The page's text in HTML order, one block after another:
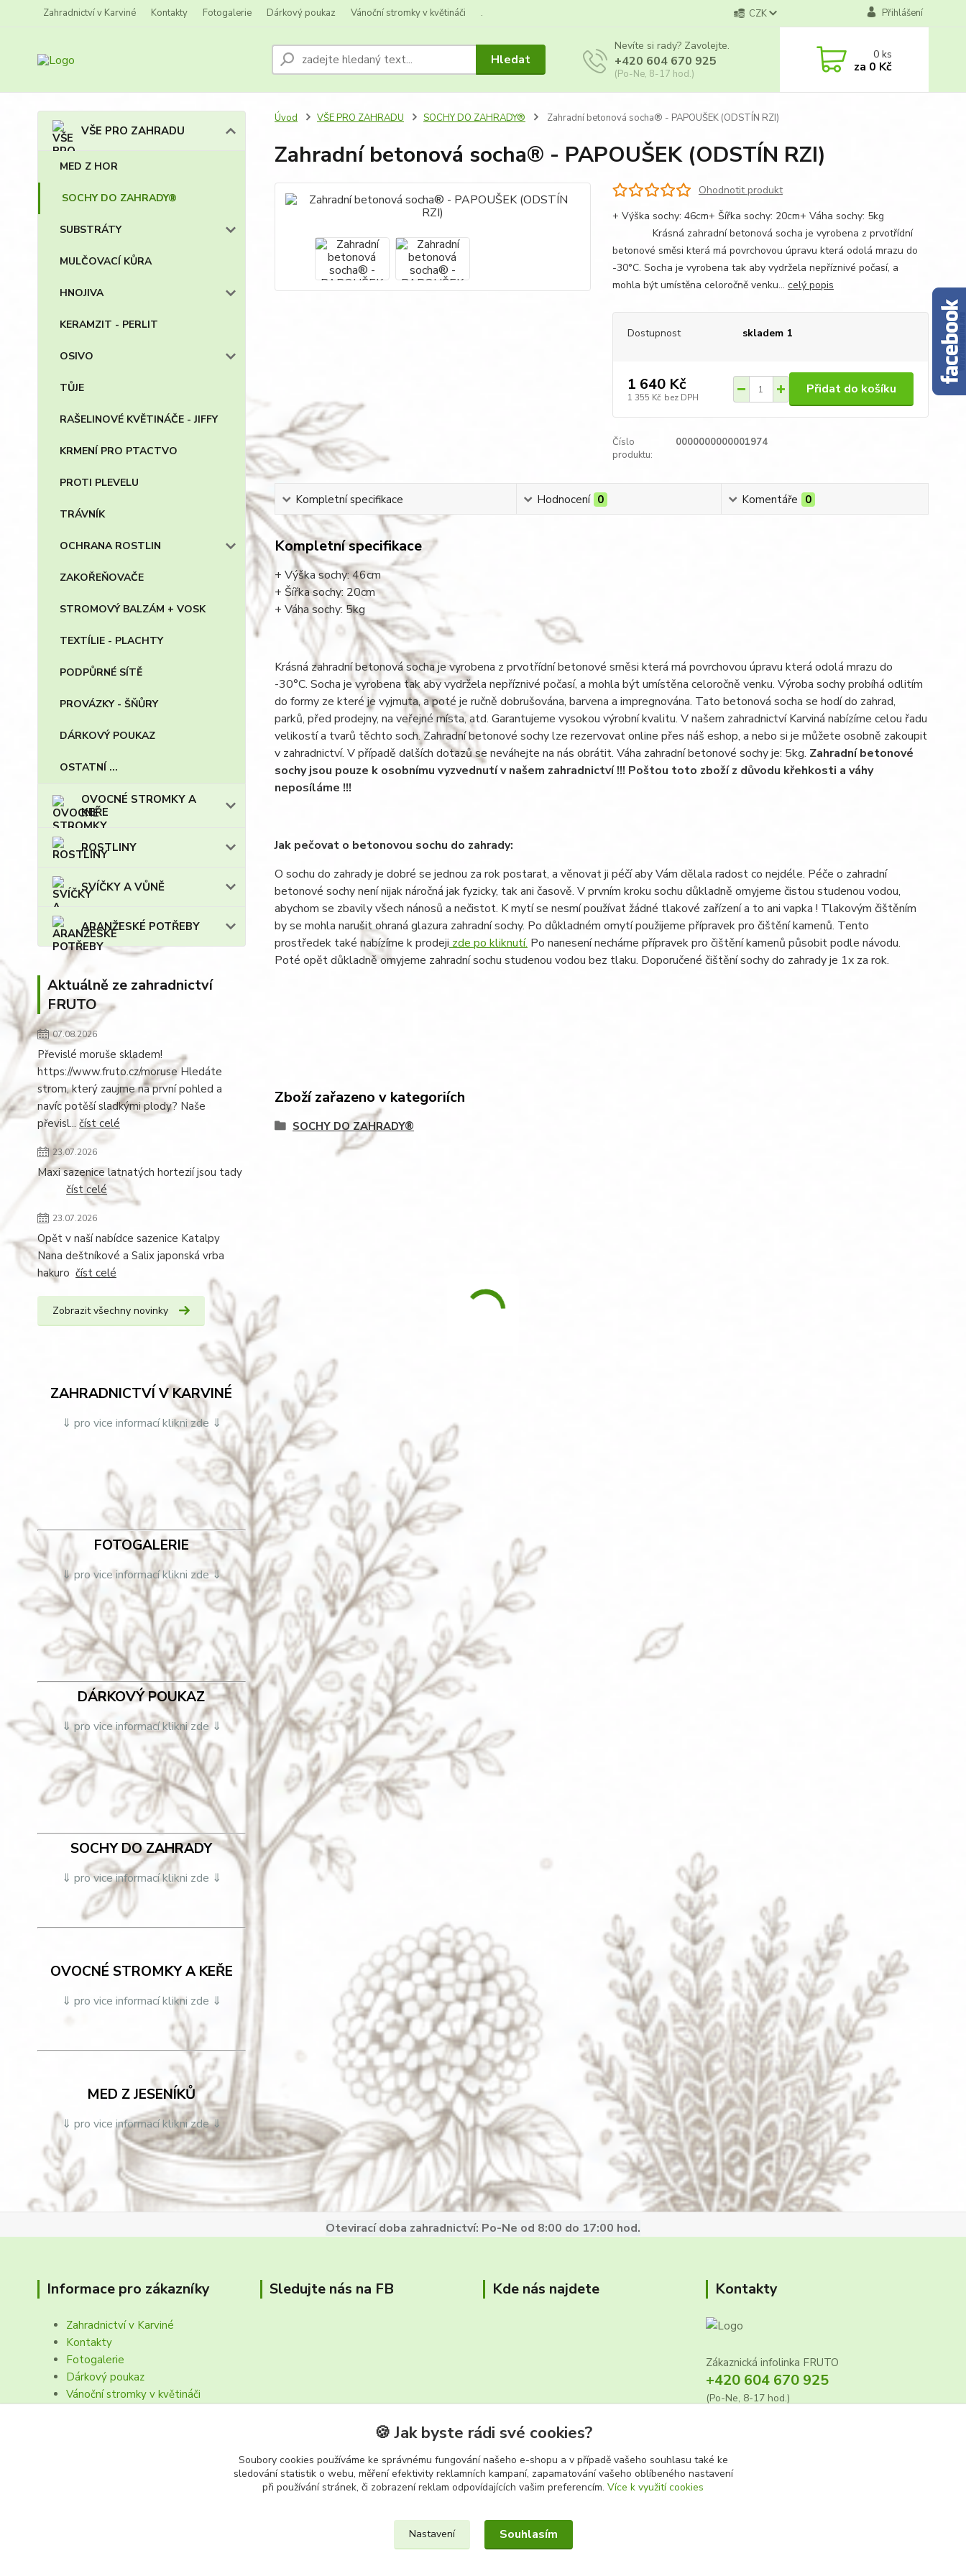
Zahradnictví v Karviné Kontakty Fotogalerie Dárkový poukaz Vánoční stromky v květináči . CZK Přihlášení
Hledat
Nevíte si rady? Zavolejte.
+420 604 670 925
(Po-Ne, 8-17 hod.)
0ks
za 0 Kč
VŠE PRO ZAHRADU
MED Z HOR
SOCHY DO ZAHRADY®
SUBSTRÁTY
MULČOVACÍ KŮRA
HNOJIVA
KERAMZIT - PERLIT
OSIVO
TŮJE
RAŠELINOVÉ KVĚTINÁČE - JIFFY
KRMENÍ PRO PTACTVO
PROTI PLEVELU
TRÁVNÍK
OCHRANA ROSTLIN
ZAKOŘEŇOVAČE
STROMOVÝ BALZÁM + VOSK
TEXTÍLIE - PLACHTY
PODPŮRNÉ SÍTĚ
PROVÁZKY - ŠŇŮRY
DÁRKOVÝ POUKAZ
OSTATNÍ ...
OVOCNÉ STROMKY A
KEŘE
ROSTLINY
SVÍČKY A VŮNĚ
ARANŽESKÉ POTŘEBY
Aktuálně ze zahradnictví
FRUTO
07.08.2026
Převislé moruše skladem!
https://www.fruto.cz/moruse Hledáte
strom, který zaujme na první pohled a
navíc potěší sladkými plody? Naše
převisl... číst celé
23.07.2026
Maxi sazenice latnatých hortezií jsou tady
číst celé
23.07.2026
Opět v naší nabídce sazenice Katalpy
Nana deštníkové a Salix japonská vrba
hakuro číst celé
Zobrazit všechny novinky
ZAHRADNICTVÍ V KARVINÉ
⇓ pro vice informací klikni zde ⇓
FOTOGALERIE
⇓ pro vice informací klikni zde ⇓
DÁRKOVÝ POUKAZ
⇓ pro vice informací klikni zde ⇓
SOCHY DO ZAHRADY
⇓ pro vice informací klikni zde ⇓
OVOCNÉ STROMKY A KEŘE
⇓ pro vice informací klikni zde ⇓
MED Z JESENÍKŮ
⇓ pro vice informací klikni zde ⇓
Úvod VŠE PRO ZAHRADU SOCHY DO ZAHRADY® Zahradní betonová socha® - PAPOUŠEK (ODSTÍN RZI)
Zahradní betonová socha® - PAPOUŠEK (ODSTÍN RZI)
Ohodnotit produkt
+ Výška sochy: 46cm+ Šířka sochy: 20cm+ Váha sochy: 5kg
Krásná zahradní betonová socha je vyrobena z prvotřídní
betonové směsi která má povrchovou úpravu která odolá mrazu do
-30°C. Socha je vyrobena tak aby vydržela nepříznivé počasí, a
mohla být umístěna celoročně venku... celý popis
Dostupnost skladem 1
1 640 Kč
1 355 Kč bez DPH
Přidat do košíku
Číslo
produktu:
0000000000001974
Kompletní specifikace Hodnocení 0 Komentáře 0
Kompletní specifikace
+ Výška sochy: 46cm
+ Šířka sochy: 20cm
+ Váha sochy: 5kg
Krásná zahradní betonová socha je vyrobena z prvotřídní betonové směsi která má povrchovou úpravu která odolá mrazu do
-30°C. Socha je vyrobena tak aby vydržela nepříznivé počasí, a mohla být umístěna celoročně venku. Výroba sochy probíhá odlitím
do formy ze které je vyjmuta, a poté je ručně dobrušována, barvena a impregnována. Tato betonová socha se hodí do zahrad,
parků, před prodejny, na veřejné místa, atd. Garantujeme vysokou výrobní kvalitu. V našem zahradnictví Karviná nabízíme celou řadu
velikostí a tvarů těchto soch. Zahradní betonové sochy lze rezervovat online přes náš eshop, a nebo si je můžete osobně zakoupit
v zahradnictví. V případě dalších dotazů se neváhejte na nás obrátit. Váha zahradní betonové sochy je: 5kg. Zahradní betonové
sochy jsou pouze k osobnímu vyzvednutí v našem zahradnictví !!! Poštou toto zboží z důvodu křehkosti a váhy
neposíláme !!!
Jak pečovat o betonovou sochu do zahrady:
O sochu do zahrady je dobré se jednou za rok postarat, a věnovat ji péčí aby Vám dělala radost co nejdéle. Péče o zahradní
betonové sochy není nijak náročná jak fyzicky, tak ani časově. V prvním kroku sochu důkladně omyjeme čistou studenou vodou,
abychom se zbavily všech nánosů a nečistot. K mytí se nesmí používat žádné tlakové zařízení a to ani vapka ! Tlakovým čištěním
by se mohla narušit ohraná glazura zahradní sochy. Po důkladném omytí použijeme přípravek pro čištění kamenů. Tento
prostředek také nabízíme k prodeji zde po kliknutí. Po nanesení necháme přípravek pro čištění kamenů působit podle návodu.
Poté opět důkladně omyjeme zahradní sochu studenou vodou bez tlaku. Doporučené čištění sochy do zahrady je 1x za rok.
Zboží zařazeno v kategoriích
SOCHY DO ZAHRADY®
Otevirací doba zahradnictví: Po-Ne od 8:00 do 17:00 hod.
Informace pro zákazníky
Zahradnictví v Karviné
Kontakty
Fotogalerie
Dárkový poukaz
Vánoční stromky v květináči
Sledujte nás na FB Kde nás najdete
tř. Těreškovové 687/66 Karviná 7
Kontakty
Zákaznická infolinka FRUTO
+420 604 670 925
(Po-Ne, 8-17 hod.)
🍪 Jak byste rádi své cookies?
Soubory cookies používáme ke správnému fungování našeho e-shopu a v případě vašeho souhlasu také ke
sledování statistik o webu, měření efektivity reklamních kampaní, zapamatování vašeho oblíbeného nastavení
při používání stránek, či zobrazení reklam odpovídajících vašim preferencím. Více k využití cookies
Nastavení Souhlasím